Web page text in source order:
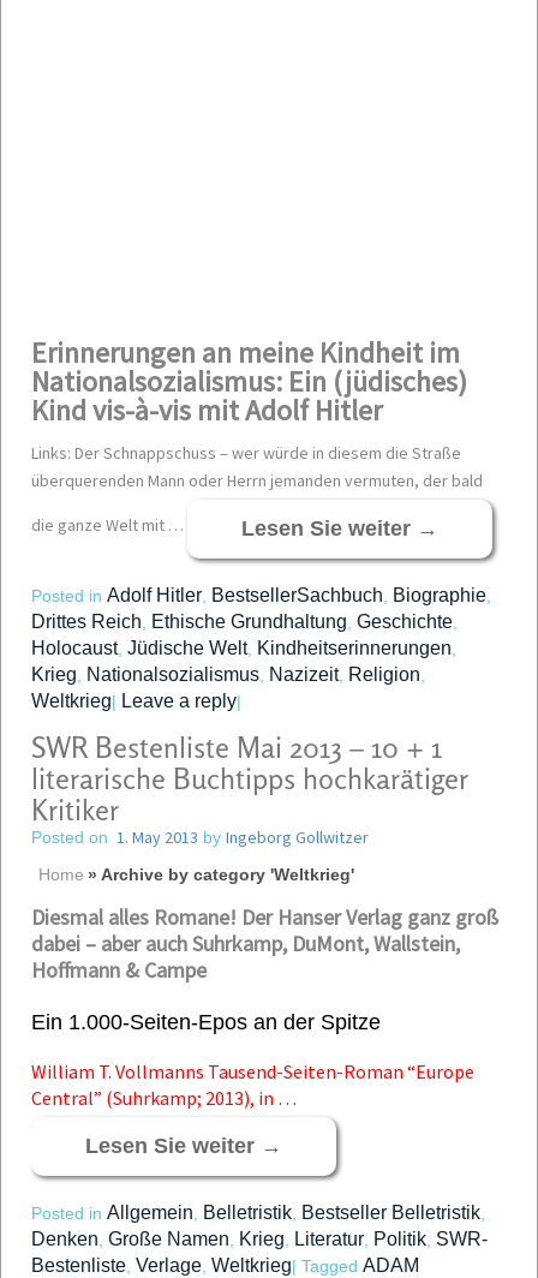
Erinnerungen an meine Kindheit im
Nationalsozialismus: Ein (jüdisches)
Kind vis-à-vis mit Adolf Hitler
Links: Der Schnappschuss – wer würde in diesem die Straße
überquerenden Mann oder Herrn jemanden vermuten, der bald
die ganze Welt mit … Lesen Sie weiter →
Posted in Adolf Hitler BestsellerSachbuch Biographie
Drittes Reich Ethische Grundhaltung Geschichte
Holocaust, Jüdische Welt, Kindheitserinnerungen
Krieg Nationalsozialismus Nazizeit, Religion
Weltkrieg| Leave a reply|
SWR Bestenliste Mai 2013 – 10 + 1
literarische Buchtipps hochkarätiger
Kritiker
Posted on 1. May 2013 by Ingeborg Gollwitzer
Home » Archive by category 'Weltkrieg'
Diesmal alles Romane! Der Hanser Verlag ganz groß
dabei – aber auch Suhrkamp, DuMont, Wallstein,
Hoffmann & Campe
Ein 1.000-Seiten-Epos an der Spitze
William T. Vollmanns Tausend-Seiten-Roman “Europe
Central” (Suhrkamp; 2013), in …
Lesen Sie weiter →
Posted in Allgemein Belletristik Bestseller Belletristik
Denken Große Namen Krieg Literatur Politik SWR-
Bestenliste Verlage Weltkrieg| Tagged ADAM